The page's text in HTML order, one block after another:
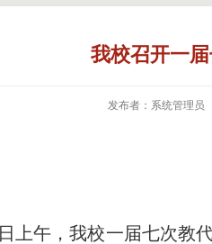
我校召开一
发布者：系统管理员
日上午，我校一届七次教